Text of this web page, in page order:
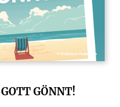
© Erzbistum Paderborn
GOTT GÖNNT!